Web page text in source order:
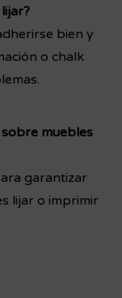
bien y
o chalk
muebles
garantizar
lijar o imprimir